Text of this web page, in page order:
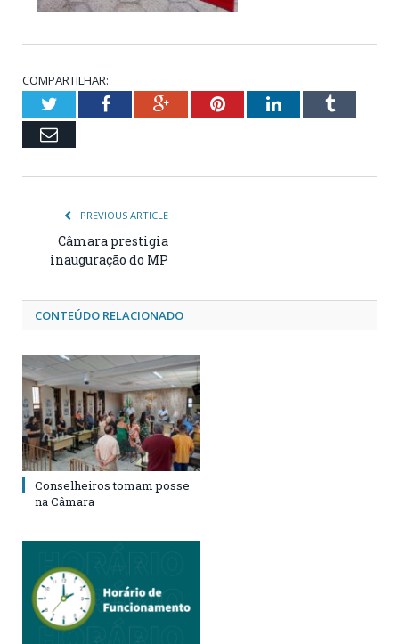
COMPARTILHAR:
TwitterFacebookGoogle+PinterestLinkedInTumblr
Email
PREVIOUS ARTICLE
Câmara prestigia
inauguração do MP
CONTEÚDO RELACIONADO
Conselheiros tomam posse
na Câmara